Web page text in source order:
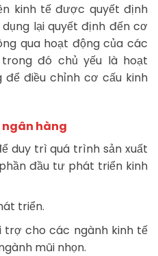
kinh tế được quyết định
lại quyết định đến cơ
qua hoạt động của các
đó chủ yếu là hoạt
điều chỉnh cơ cấu kinh
ngân hàng
duy trì quá trình sản xuất
đầu tư phát triển kinh
triển.
trợ cho các ngành kinh tế
mũi nhọn.